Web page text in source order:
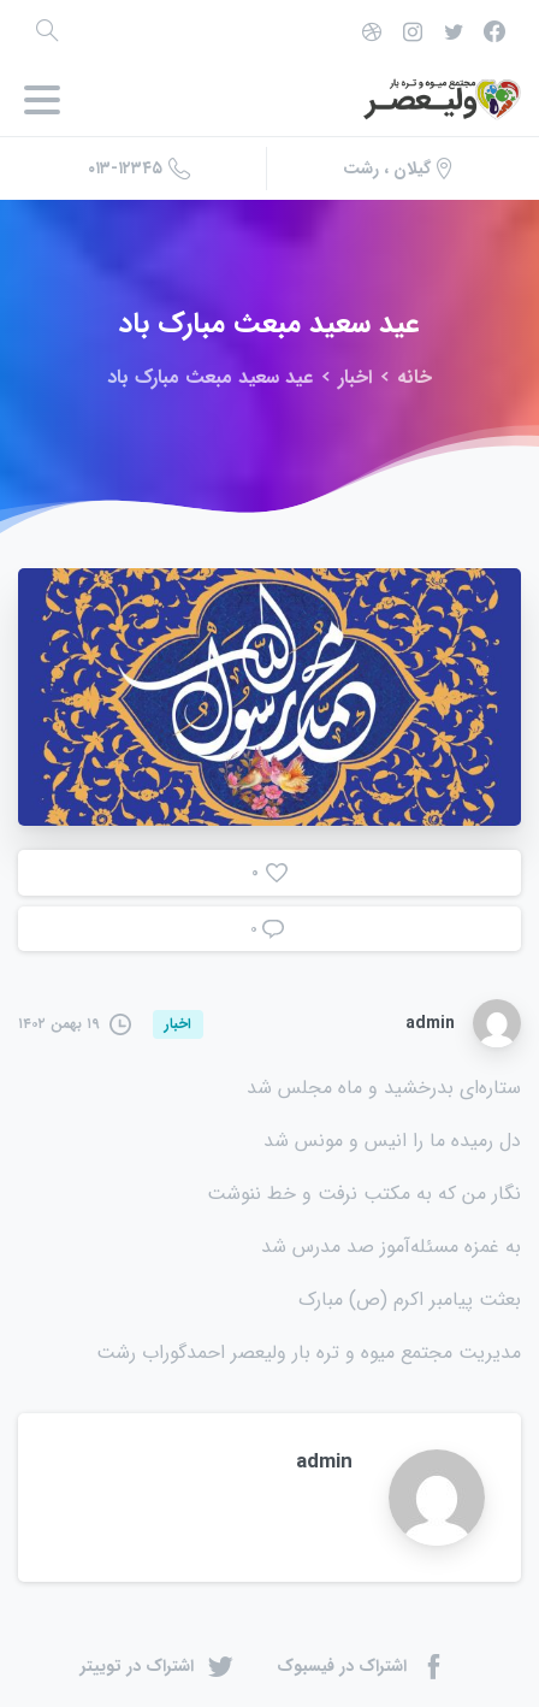
گیلان ، رشت ۰۱۳-۱۲۳۴۵
عیدسعیدمبعث مبارک باد
خانه اخبار عید سعید مبعث مبارک باد
0
۰
admin اخبار ۱۹ بهمن ۱۴۰۲
ستاره‌ای بدرخشید و ماه مجلس شد
دل رمیده ما را انیس و مونس شد
نگار من که به مکتب نرفت و خط ننوشت
به غمزه مسئله‌آموز صد مدرس شد
بعثت پیامبر اکرم (ص) مبارک
مدیریت مجتمع میوه و تره بار ولیعصر احمدگوراب رشت
admin
اشتراک در فیسبوک اشتراک در توییتر